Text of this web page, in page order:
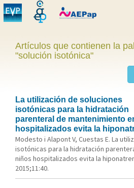
Artículos que contienen la
"solución isotónica"
La utilización de soluciones
isotónicas para la hidratación
parenteral de mantenimiento
hospitalizados evita la
Modesto i Alapont V, Cuestas E. La
isotónicas para la hidratación
niños hospitalizados evita la
2015;11:40.